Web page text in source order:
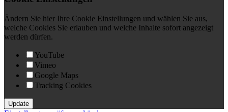
Ändern Sie hier Ihre Cookie Einstellungen und wählen Sie aus,
welche Cookies Sie erlauben und welche Inhalte sofort angezeigt
werden dürfen.
YouTube
Vimeo
Google Maps
Tracking Cookies